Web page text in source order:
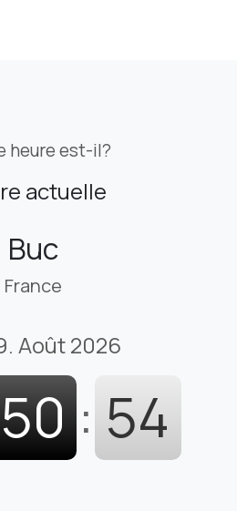
heure est-il?
actuelle
Buc
France
Août 2026
50 : 55